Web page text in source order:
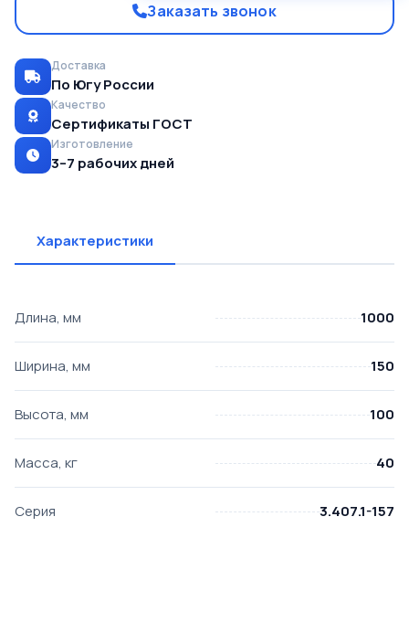
Заказать звонок
Доставка
По Югу России
Качество
Сертификаты ГОСТ
Изготовление
3–7 рабочих дней
Характеристики
Длина, мм 1000
Ширина, мм 150
Высота, мм 100
Масса, кг 40
Серия 3.407.1-157